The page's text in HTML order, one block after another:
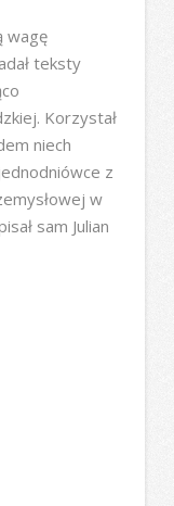
wagę
teksty
Korzystał
niech
z
w
sam Julian